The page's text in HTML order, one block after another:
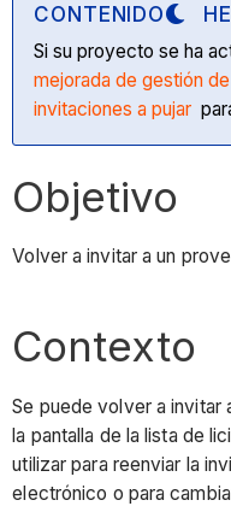
CONTENIDO
Si su proyecto se ha
mejorada de gestión
invitaciones a pujar
Objetivo
Volver a invitar a un
Contexto
Se puede volver a
la pantalla de la lista de
utilizar para reenviar la
electrónico o para